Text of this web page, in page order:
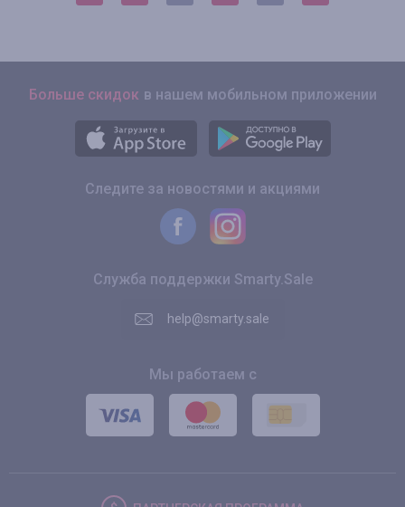
Больше скидок в нашем мобильном приложении
Следите за новостями и акциями
Служба поддержки Smarty.Sale
help@smarty.sale
Мы работаем с